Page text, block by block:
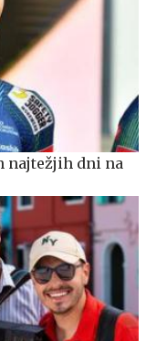
najtežjih dni na